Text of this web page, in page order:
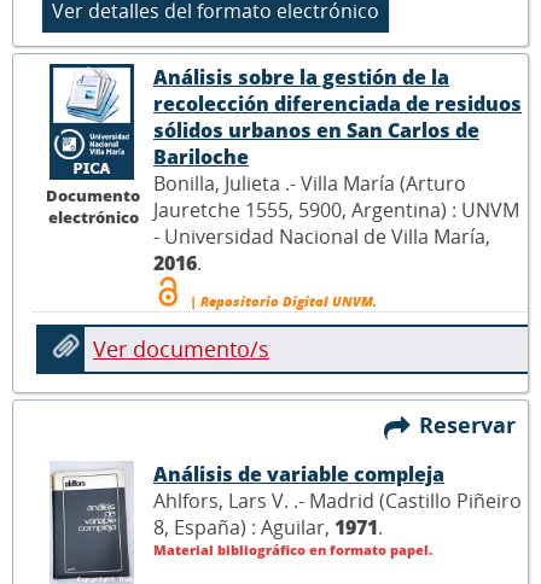
Documento
electrónico
Análisis sobre la gestión de la
recolección diferenciada de residuos
sólidos urbanos en San Carlos de
Bariloche
Bonilla, Julieta .- Villa María (Arturo
Jauretche 1555, 5900, Argentina) : UNVM
- Universidad Nacional de Villa María,
2016.
| Repositorio Digital UNVM.
Ver documento/s
Reservar
Análisis de variable compleja
Ahlfors, Lars V. .- Madrid (Castillo Piñeiro
8, España) : Aguilar, 1971.
Material bibliográfico en formato papel.